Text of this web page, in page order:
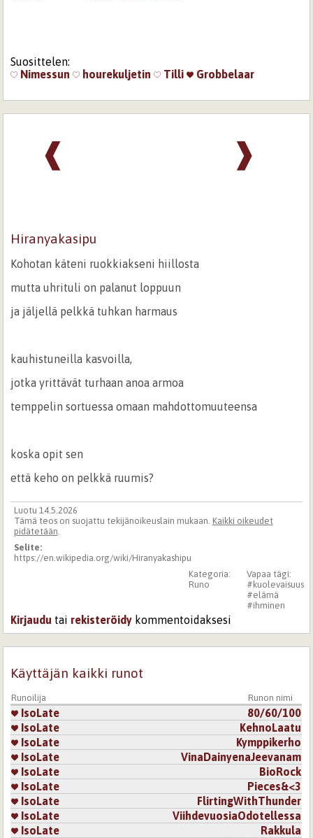
Suosittelen:
Nimessun
hourekuljetin Tilli Grobbelaar
❱
❰
Hiranyakasipu
Kohotan käteni ruokkiakseni hiillosta
mutta uhrituli on palanut loppuun
ja jäljellä pelkkä tuhkan harmaus
kauhistuneilla kasvoilla,
jotka yrittävät turhaan anoa armoa
temppelin sortuessa omaan mahdottomuuteensa
koska opit sen
että keho on pelkkä ruumis?
Luotu 14.5.2026
Tämä teos on suojattu tekijänoikeuslain mukaan. Kaikki oikeudet
pidätetään
Selite:
https://en.wikipedia.org/wiki/Hiranyakashipu
Vapaa tägi:
#kuolevaisuus
#elämä
#ihminen
Kategoria:
Runo
Kirjaudu tai rekisteröidy kommentoidaksesi
Käyttäjän kaikki runot
Runoilija Runon nimi
IsoLate
80/60/100
IsoLate
KehnoLaatu
IsoLate
Kymppikerho
IsoLate
VinaDainyenaJeevanam
IsoLate
BioRock
IsoLate
Pieces&<3
IsoLate
FlirtingWithThunder
IsoLate
ViihdevuosiaOdotellessa
IsoLate
Rakkula